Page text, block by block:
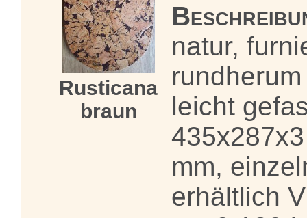
Rusticana
braun
natur,
rundherum
leicht
435x287x3
mm,
erhältlich